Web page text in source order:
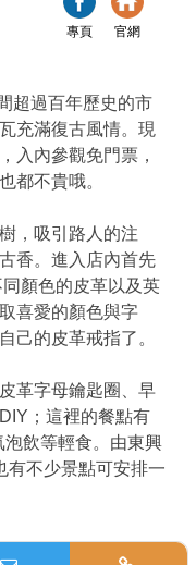
專頁 官網
超過百年歷史的市
充滿復古風情。現
入內參觀免門票，
都不貴哦。
，吸引路人的注
香。進入店內首先
顏色的皮革以及英
喜愛的顏色與字
己的皮革戒指了。
革字母鑰匙圈、早
；這裡的餐點有
飲等輕食。由東興
有不少景點可安排一